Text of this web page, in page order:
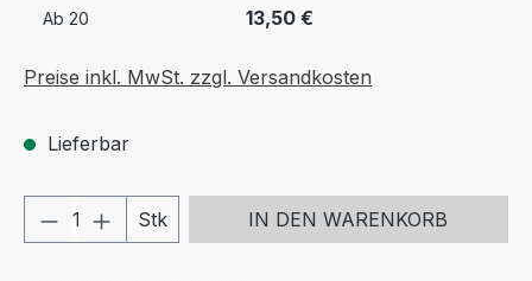
Ab 20 13,50 €
Preise inkl. MwSt. zzgl. Versandkosten
Lieferbar
Produkt Anzahl: Gib den
Stk IN DEN WARENKORB